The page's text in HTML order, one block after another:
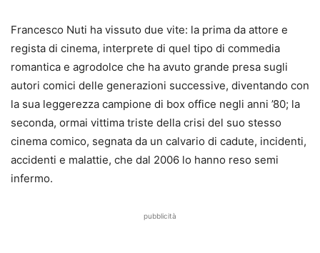
Francesco Nuti ha vissuto due vite: la prima da attore e
regista di cinema, interprete di quel tipo di commedia
romantica e agrodolce che ha avuto grande presa sugli
autori comici delle generazioni successive, diventando con
la sua leggerezza campione di box office negli anni ’80; la
seconda, ormai vittima triste della crisi del suo stesso
cinema comico, segnata da un calvario di cadute, incidenti,
accidenti e malattie, che dal 2006 lo hanno reso semi
infermo.
pubblicità